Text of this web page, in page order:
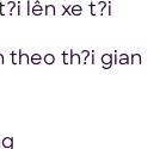
lên xe t?i
theo th?i gian